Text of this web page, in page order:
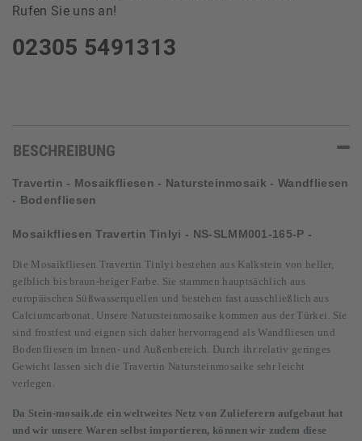
Rufen Sie uns an!
02305 5491313
BESCHREIBUNG
Travertin - Mosaikfliesen - Natursteinmosaik - Wandfliesen
- Bodenfliesen
Mosaikfliesen Travertin Tinlyi - NS-SLMM001-165-P -
Die Mosaikfliesen Travertin Tinlyi bestehen aus Kalkstein von heller,
gelblich bis braun-beiger Farbe. Sie stammen hauptsächlich aus
europäischen Süßwasserquellen und bestehen fast ausschließlich aus
Calciumcarbonat. Unsere Natursteinmosaike kommen aus der Türkei. Sie
sind frostfest und eignen sich daher hervorragend als Wandfliesen und
Bodenfliesen im Innen- und Außenbereich. Durch ihr relativ geringes
Gewicht lassen sich die Travertin Natursteinmosaike sehr leicht
verlegen.
Da Stein-mosaik.de ein weltweites Netz von Zulieferern aufgebaut hat
und wir unsere Waren selbst importieren, können wir zudem diese